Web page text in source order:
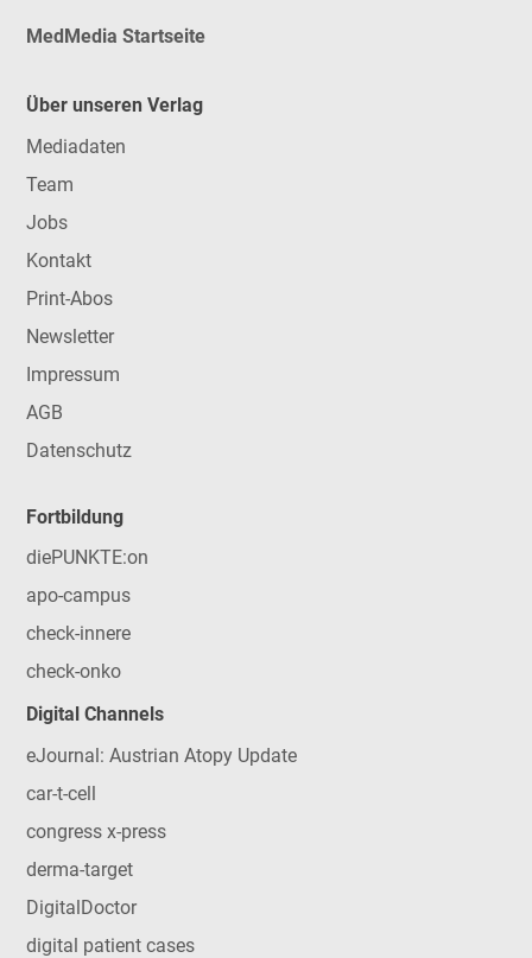
MedMedia Startseite
Über unseren Verlag
Mediadaten
Team
Jobs
Kontakt
Print-Abos
Newsletter
Impressum
AGB
Datenschutz
Fortbildung
diePUNKTE:on
apo-campus
check-innere
check-onko
Digital Channels
eJournal: Austrian Atopy Update
car-t-cell
congress x-press
derma-target
DigitalDoctor
digital patient cases